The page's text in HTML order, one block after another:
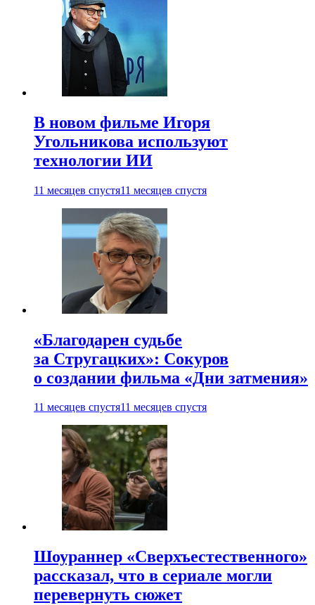
В новом фильме Игоря
Угольникова используют
технологии ИИ
11 месяцев спустя11 месяцев спустя
«Благодарен судьбе
за Стругацких»: Сокуров
о создании фильма «Дни затмения»
11 месяцев спустя11 месяцев спустя
Шоураннер «Сверхъестественного»
рассказал, что в сериале могли
перевернуть сюжет